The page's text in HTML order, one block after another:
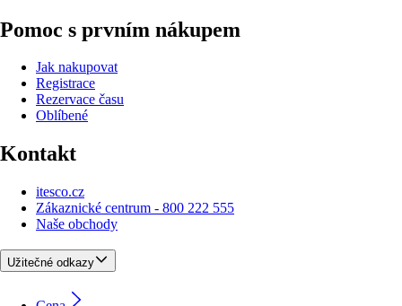
Pomoc s prvním nákupem
Jak nakupovat
Registrace
Rezervace času
Oblíbené
Kontakt
itesco.cz
Zákaznické centrum - 800 222 555
Naše obchody
Užitečné odkazy